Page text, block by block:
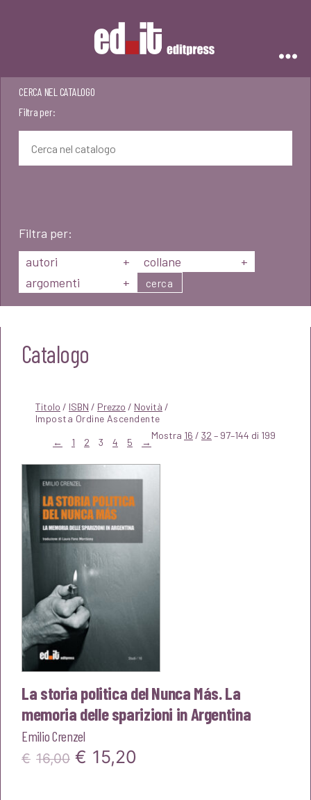
CERCA NEL CATALOGO
Filtra per:
Filtra per:
autori
+ collane
+
argomenti
+ cerca
Catalogo
Titolo / ISBN / Prezzo / Novità /
Mostra 16 / 32 – 97–144 di 199
← 1 2 3 4 5 →
La storia politica del Nunca Más. La
memoria delle sparizioni in Argentina
Emilio Crenzel
€ 16,00 Il
€ 15,20